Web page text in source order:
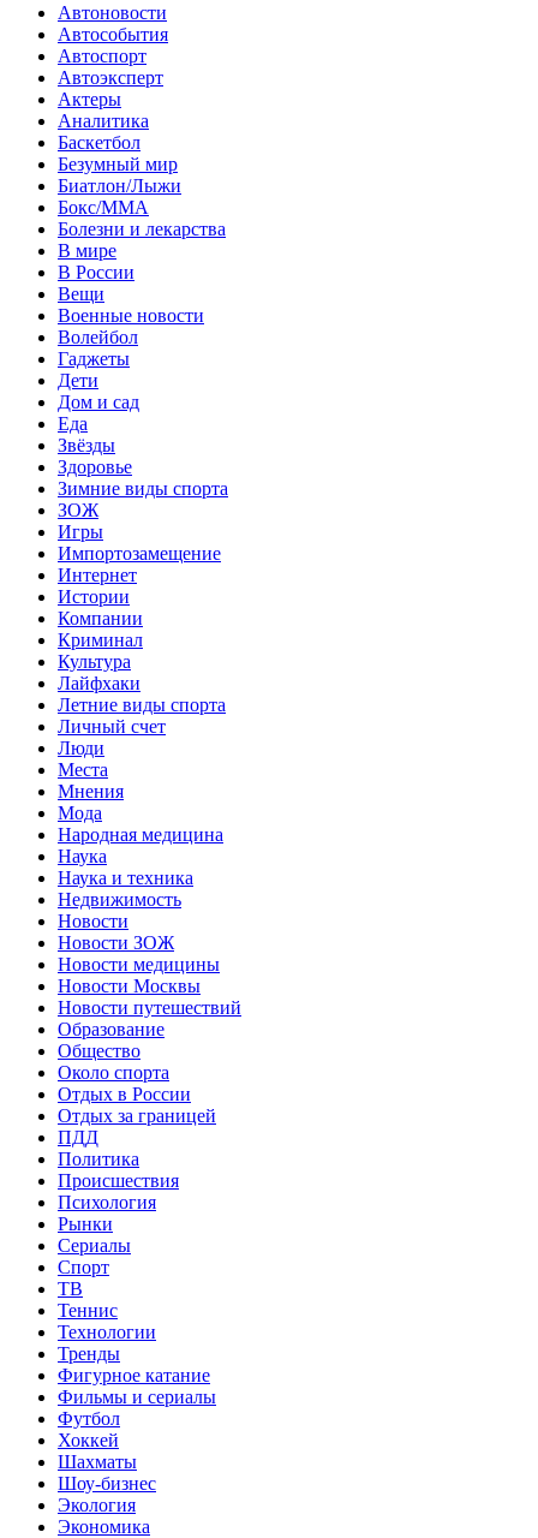
Автоновости
Автособытия
Автоспорт
Автоэксперт
Актеры
Аналитика
Баскетбол
Безумный мир
Биатлон/Лыжи
Бокс/MMA
Болезни и лекарства
В мире
В России
Вещи
Военные новости
Волейбол
Гаджеты
Дети
Дом и сад
Еда
Звёзды
Здоровье
Зимние виды спорта
ЗОЖ
Игры
Импортозамещение
Интернет
Истории
Компании
Криминал
Культура
Лайфхаки
Летние виды спорта
Личный счет
Люди
Места
Мнения
Мода
Народная медицина
Наука
Наука и техника
Недвижимость
Новости
Новости ЗОЖ
Новости медицины
Новости Москвы
Новости путешествий
Образование
Общество
Около спорта
Отдых в России
Отдых за границей
ПДД
Политика
Происшествия
Психология
Рынки
Сериалы
Спорт
ТВ
Теннис
Технологии
Тренды
Фигурное катание
Фильмы и сериалы
Футбол
Хоккей
Шахматы
Шоу-бизнес
Экология
Экономика